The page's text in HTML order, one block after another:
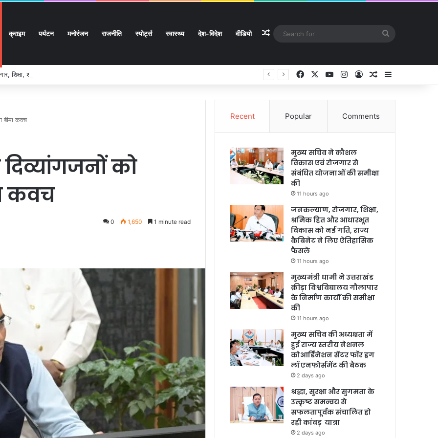
क्राइम पर्यटन मनोरंजन राजनीति स्पोर्ट्स स्वास्थ्य देश-विदेश वीडियो Random Article
शिक्षा, श्रमिक हित और आधारभूत विकास को नई गति, राज्य कैबिनेट ने लिए ऐतिहासिक फैसले Facebook YouTubeInstagram
Log InRandom Article
बीमा कवच
को
कवच
0 1,650 1 minute read
Recent Popular Comments
मुख्य सचिव ने कौशल
विकास एवं रोजगार से
संबंधित योजनाओं की समीक्षा
की
11 hours ago
जनकल्याण, रोजगार, शिक्षा,
श्रमिक हित और आधारभूत
विकास को नई गति, राज्य
कैबिनेट ने लिए ऐतिहासिक
फैसले
11 hours ago
मुख्यमंत्री धामी ने उत्तराखंड
क्रीड़ा विश्वविद्यालय गौलापार
के निर्माण कार्यों की समीक्षा
की
11 hours ago
मुख्य सचिव की अध्यक्षता में
हुई राज्य स्तरीय नेशनल
कोआर्डिनेशन सेंटर फॉर ड्रग
लॉ एनफोर्समेंट की बैठक
2 days ago
श्रद्धा, सुरक्षा और सुगमता के
उत्कृष्ट समन्वय से
सफलतापूर्वक संचालित हो
रही कांवड़ यात्रा
2 days ago